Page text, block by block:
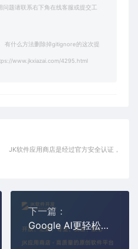
题请联系右下角在线客服或提交工
有什么方法删除掉gitignore的这次提
www.jkxiazai.com/4295.html
JK软件应用商店是经过官方安全认证，保障
下一篇：
Google AI更轻松地构建下一代 AI Agent